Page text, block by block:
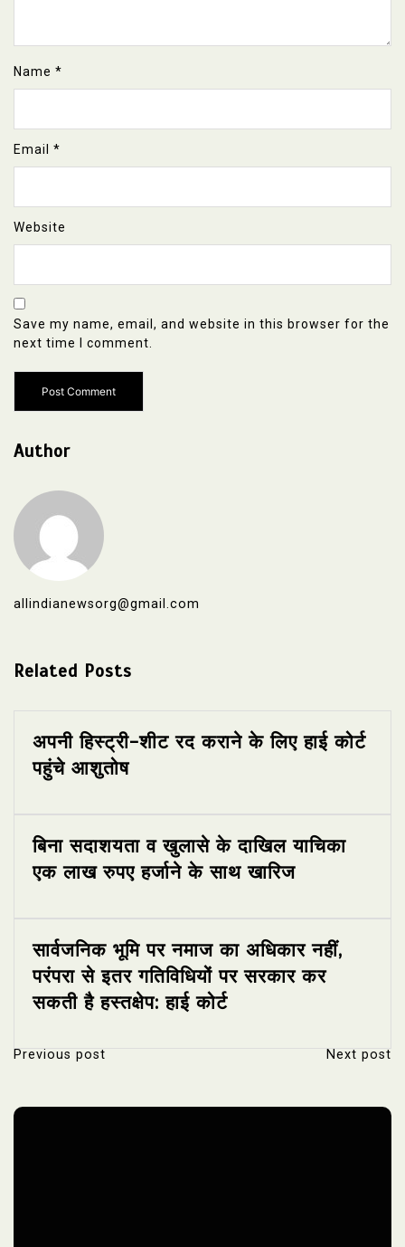
Name *
Email *
Website
Save my name, email, and website in this browser for the
next time I comment.
Author
allindianewsorg@gmail.com
Related Posts
अपनी हिस्ट्री-शीट रद कराने के लिए हाई कोर्ट
पहुंचे आशुतोष
बिना सदाशयता व खुलासे के दाखिल याचिका
एक लाख रुपए हर्जाने के साथ खारिज
सार्वजनिक भूमि पर नमाज का अधिकार नहीं,
परंपरा से इतर गतिविधियों पर सरकार कर
सकती है हस्तक्षेप: हाई कोर्ट
P
s
Previous post Next post